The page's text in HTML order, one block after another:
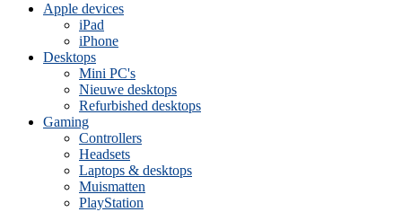
Apple devices
iPad
iPhone
Desktops
Mini PC's
Nieuwe desktops
Refurbished desktops
Gaming
Controllers
Headsets
Laptops & desktops
Muismatten
PlayStation